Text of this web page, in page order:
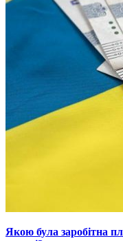
Якою була заробітна